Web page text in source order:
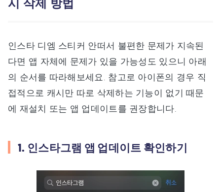
인스타 디엠 스티커 안떠서 불편한 문제가 지속된
다면 앱 자체에 문제가 있을 가능성도 있으니 아래
의 순서를 따라해보세요. 참고로 아이폰의 경우 직
접적으로 캐시만 따로 삭제하는 기능이 없기 때문
에 재설치 또는 앱 업데이트를 권장합니다.
1. 인스타그램 앱 업데이트 확인하기